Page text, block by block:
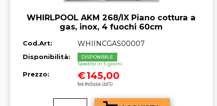
WHIRLPOOL AKM 268/IX Piano cottura a
gas, inox, 4 fuochi 60cm
Cod.Art: WHIINCGAS00007
Disponibilità:
DISPONIBILE
Spedito in 5 giorni
Prezzo: €145,00
Iva inclusa (22%)